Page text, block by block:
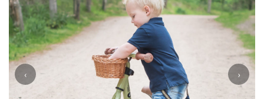
‹ ›